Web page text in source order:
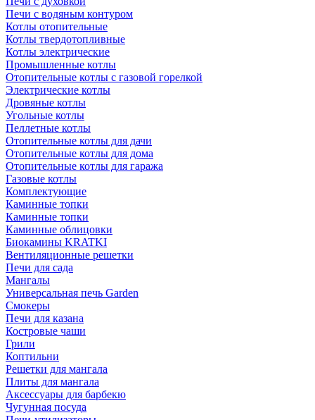
Печи с водяным контуром
Котлы отопительные
Котлы твердотопливные
Котлы электрические
Промышленные котлы
Отопительные котлы с газовой горелкой
Электрические котлы
Дровяные котлы
Угольные котлы
Пеллетные котлы
Отопительные котлы для дачи
Отопительные котлы для дома
Отопительные котлы для гаража
Газовые котлы
Комплектующие
Каминные топки
Каминные топки
Каминные облицовки
Биокамины KRATKI
Вентиляционные решетки
Печи для сада
Мангалы
Универсальная печь Garden
Смокеры
Печи для казана
Костровые чаши
Грили
Коптильни
Решетки для мангала
Плиты для мангала
Аксессуары для барбекю
Чугунная посуда